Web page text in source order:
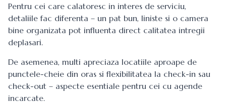
Pentru cei care calatoresc in interes de serviciu,
detaliile fac diferenta – un pat bun, liniste si o camera
bine organizata pot influenta direct calitatea intregii
deplasari.
De asemenea, multi apreciaza locatiile aproape de
punctele-cheie din oras si flexibilitatea la check-in sau
check-out – aspecte esentiale pentru cei cu agende
incarcate.